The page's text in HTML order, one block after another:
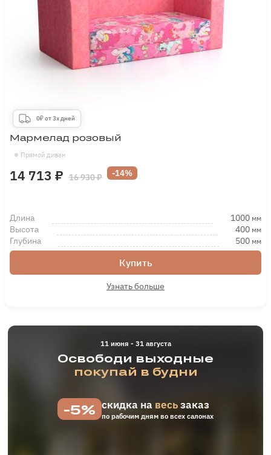
0₽ от 3х дней
Прямой диван
Мармелад розовый
14 713 ₽ 16 930 ₽ -14%
Длина 1000 мм
Высота 400 мм
Глубина 500 мм
Купить
Узнать больше
11 июня - 31 августа
Освободи выходные
покупай в будни
-5% скидка на весьзаказ
по рабочим дням во всех салонах